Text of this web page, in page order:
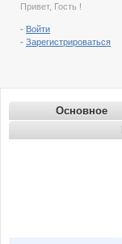
Привет, Гость !
- Войти
- Зарегистрироваться
Основное